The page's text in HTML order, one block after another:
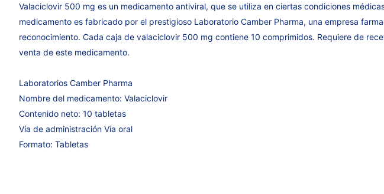
Valaciclovir 500 mg es un medicamento antiviral, que se utiliza en ciertas condiciones
medicamento es fabricado por el prestigioso Laboratorio Camber Pharma, una empresa
reconocimiento. Cada caja de valaciclovir 500 mg contiene 10 comprimidos. Requiere de
venta de este medicamento.
Laboratorios Camber Pharma
Nombre del medicamento: Valaciclovir
Contenido neto: 10 tabletas
Vía de administración Vía oral
Formato: Tabletas